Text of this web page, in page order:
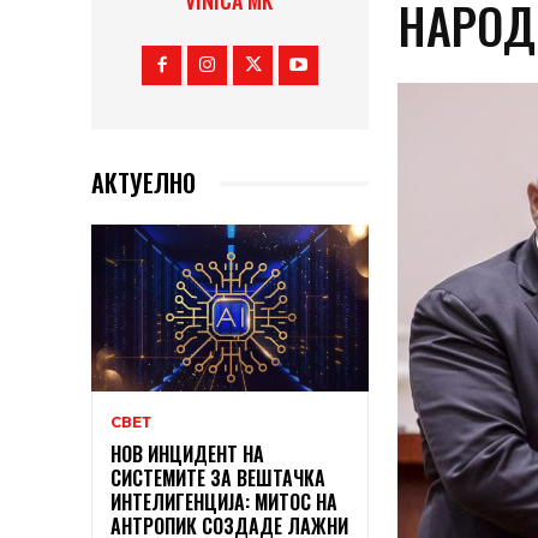
АКТУЕЛНО
СВЕТ
НОВ ИНЦИДЕНТ НА
СИСТЕМИТЕ ЗА ВЕШТАЧКА
ИНТЕЛИГЕНЦИЈА: МИТОС НА
АНТРОПИК СОЗДАДЕ ЛАЖНИ